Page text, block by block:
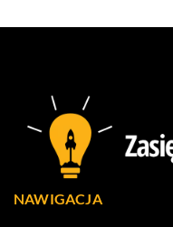
NAWIGACJA